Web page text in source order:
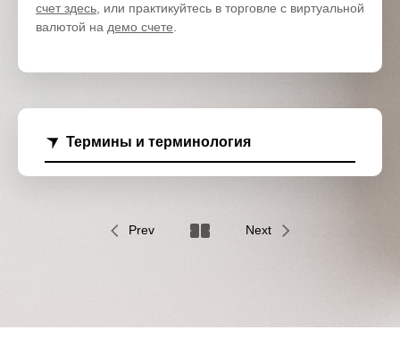
счет здесь , или практикуйтесь в торговле с виртуальной
валютой на демо счете
Термины и терминология
Prev Next